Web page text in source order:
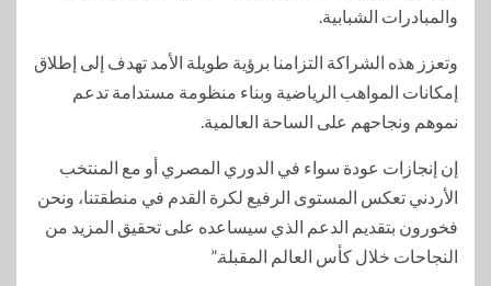
والمبادرات الشبابية.
وتعزز هذه الشراكة التزامنا برؤية طويلة الأمد تهدف إلى إطلاق
إمكانات المواهب الرياضية وبناء منظومة مستدامة تدعم
نموهم ونجاحهم على الساحة العالمية.
إن إنجازات عودة سواء في الدوري المصري أو مع المنتخب
الأردني تعكس المستوى الرفيع لكرة القدم في منطقتنا، ونحن
فخورون بتقديم الدعم الذي سيساعده على تحقيق المزيد من
النجاحات خلال كأس العالم المقبلة.”